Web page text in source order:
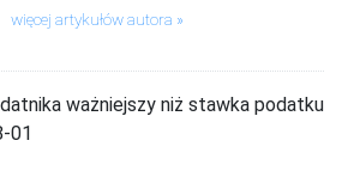
więcej artykułów autora
ważniejszy niż stawka podatku
01